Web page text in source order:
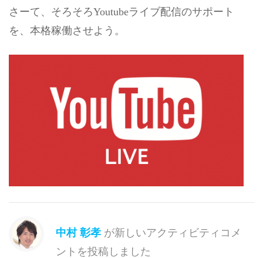
さーて、そろそろYoutubeライブ配信のサポート
を、本格稼働させよう。
中村 彰孝 が新しいアクティビティコメ
ントを投稿しました